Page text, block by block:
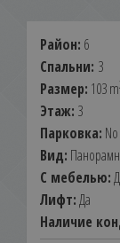
Район: 6
Спальни: 3
Размер: 103 m
Этаж: 3
Парковка: No
Вид:
С мебелью:
Лифт:Да
Наличие